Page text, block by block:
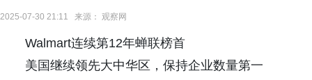
2025-07-30 21:11 来源： 观察网
Walmart连续第12年蝉联榜首
美国继续领先大中华区，保持企业数量第一